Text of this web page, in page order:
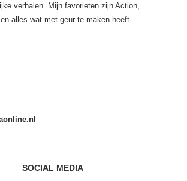
verhalen. Mijn favorieten zijn Action,
alles wat met geur te maken heeft.
SOCIAL MEDIA